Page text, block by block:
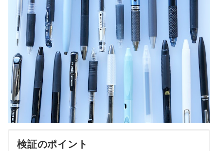
検証のポイント